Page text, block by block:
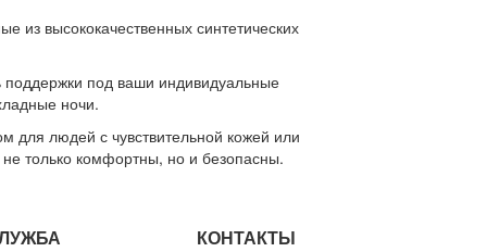
высококачественных синтетических
поддержки под ваши индивидуальные
ночи.
людей с чувствительной кожей или
только комфортны, но и безопасны.
КОНТАКТЫ